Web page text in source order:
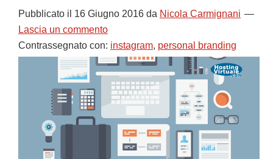
Pubblicato il 16 Giugno 2016 da Nicola Carmignani
Lascia un commento
Contrassegnato con: instagram, personal branding